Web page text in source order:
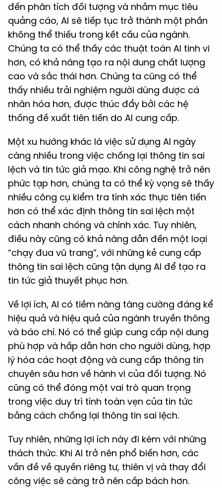
đến phân tích đối tượng và nhắm mục tiêu
quảng cáo, AI sẽ tiếp tục trở thành một phần
không thể thiếu trong kết cấu của ngành.
Chúng ta có thể thấy các thuật toán AI tinh vi
hơn, có khả năng tạo ra nội dung chất lượng
cao và sắc thái hơn. Chúng ta cũng có thể
thấy nhiều trải nghiệm người dùng được cá
nhân hóa hơn, được thúc đẩy bởi các hệ
thống đề xuất tiên tiến do AI cung cấp.
Một xu hướng khác là việc sử dụng AI ngày
càng nhiều trong việc chống lại thông tin sai
lệch và tin tức giả mạo. Khi công nghệ trở nên
phức tạp hơn, chúng ta có thể kỳ vọng sẽ thấy
nhiều công cụ kiểm tra tính xác thực tiên tiến
hơn có thể xác định thông tin sai lệch một
cách nhanh chóng và chính xác. Tuy nhiên,
điều này cũng có khả năng dẫn đến một loại
“chạy đua vũ trang”, với những kẻ cung cấp
thông tin sai lệch cũng tận dụng AI để tạo ra
tin tức giả thuyết phục hơn.
Về lợi ích, AI có tiềm năng tăng cường đáng kể
hiệu quả và hiệu quả của ngành truyền thông
và báo chí. Nó có thể giúp cung cấp nội dung
phù hợp và hấp dẫn hơn cho người dùng, hợp
lý hóa các hoạt động và cung cấp thông tin
chuyên sâu hơn về hành vi của đối tượng. Nó
cũng có thể đóng một vai trò quan trọng
trong việc duy trì tính toàn vẹn của tin tức
bằng cách chống lại thông tin sai lệch.
Tuy nhiên, những lợi ích này đi kèm với những
thách thức. Khi AI trở nên phổ biến hơn, các
vấn đề về quyền riêng tư, thiên vị và thay đổi
công việc sẽ càng trở nên cấp bách hơn.